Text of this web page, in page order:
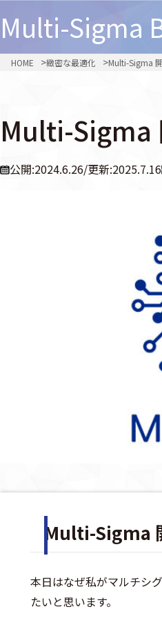
Multi-Sigma
HOME 緻密な最適化 Multi-Sigma
Multi-Sigma
公開:2024.6.26/更新:2025.7.16
Multi-Sigma
本日はなぜ私がマルチシ
たいと思います。